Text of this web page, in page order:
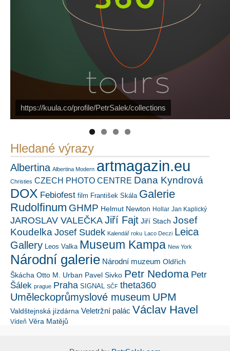
https://kuula.co/profile/PetrSalek/collections
Náš mediální partner FotoVideo.cz
PetrSalek.com
Hledané výrazy
Albertina Albertina Modern artmagazin.eu
Christies CZECH PHOTO CENTRE Dana Kyndrová
DOX Febiofest film František Skála Galerie
Rudolfinum GHMP Helmut Newton Hollar Jan Kaplický
JAROSLAV VALEČKA Jiří Fajt Jiří Stach Josef
Koudelka Josef Sudek Kalendář roku Laco Deczi Leica
Gallery Leos Valka Museum Kampa New York
Národní galerie Národní muzeum Oldřich
Škácha Otto M. Urban Pavel Sivko Petr Nedoma Petr
Šálek prague Praha SIGNAL SČF theta360
Uměleckoprůmyslové museum UPM
Valdštejnská jízdárna Veletržní palác Václav Havel
Vídeň Věra Matějů